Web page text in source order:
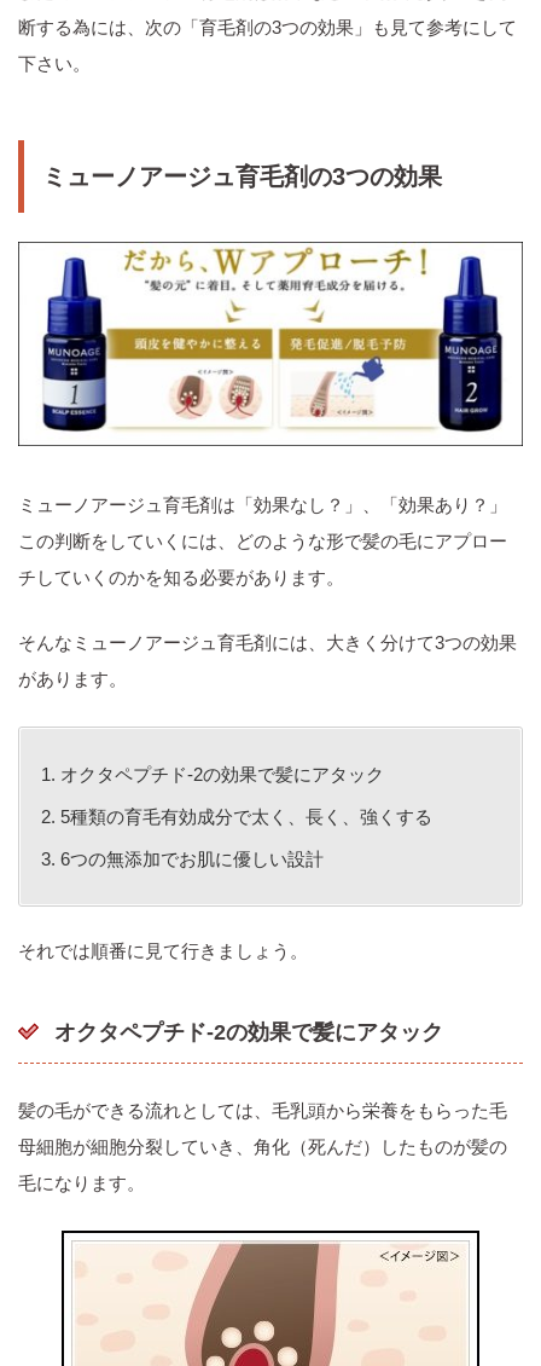
断する為には、次の「育毛剤の3つの効果」も見て参考にして
下さい。
ミューノアージュ育毛剤の3つの効果
ミューノアージュ育毛剤は「効果なし？」、「効果あり？」
この判断をしていくには、どのような形で髪の毛にアプロー
チしていくのかを知る必要があります。
そんなミューノアージュ育毛剤には、大きく分けて3つの効果
があります。
オクタペプチド-2の効果で髪にアタック
5種類の育毛有効成分で太く、長く、強くする
6つの無添加でお肌に優しい設計
それでは順番に見て行きましょう。
オクタペプチド-2の効果で髪にアタック
髪の毛ができる流れとしては、毛乳頭から栄養をもらった毛
母細胞が細胞分裂していき、角化（死んだ）したものが髪の
毛になります。